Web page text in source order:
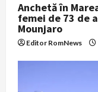
Anchetă în
femei de 73 de
Mounjaro
Editor RomNews